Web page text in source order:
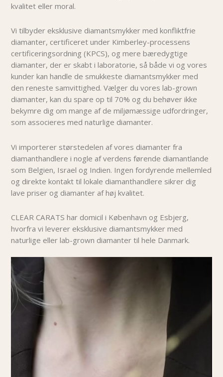
kvalitet eller moral.
Vi tilbyder eksklusive diamantsmykker med konfliktfrie
diamanter, certificeret under Kimberley-processens
certificeringsordning (KPCS), og mere bæredygtige
diamanter, der er skabt i laboratorie, så både vi og vores
kunder kan handle de smukkeste diamantsmykker med
den reneste samvittighed. Vælger du vores lab-grown
diamanter, kan du spare op til 70% og du behøver ikke
bekymre dig om mange af de miljømæssige udfordringer,
som associeres med naturlige diamanter.
Vi importerer størstedelen af vores diamanter fra
diamanthandlere i nogle af verdens førende diamantlande
som Belgien, Israel og Indien. Ingen fordyrende mellemled
og direkte kontakt til lokale diamanthandlere sikrer dig
lave priser og diamanter af høj kvalitet.
CLEAR CARATS har domicil i København og Esbjerg,
hvorfra vi leverer eksklusive diamantsmykker med
naturlige eller lab-grown diamanter til hele Danmark.